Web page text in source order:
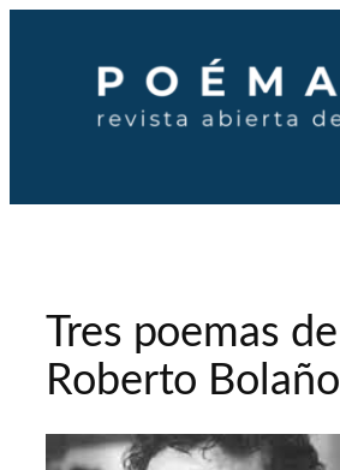
contenido
Tres poemas de
Roberto Bolaño